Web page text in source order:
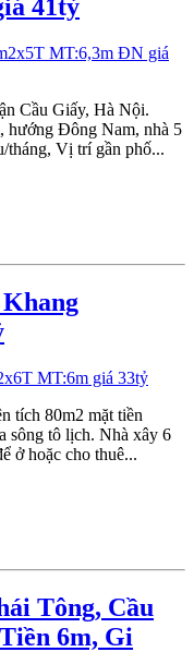
41tỷ
Cầu Giấy, Hà Nội.
hướng Đông Nam, nhà 5
tháng, Vị trí gần phố...
tích 80m2 mặt tiền
sông tô lịch. Nhà xây 6
ở hoặc cho thuê...
Tông, Cầu
6m, Gi